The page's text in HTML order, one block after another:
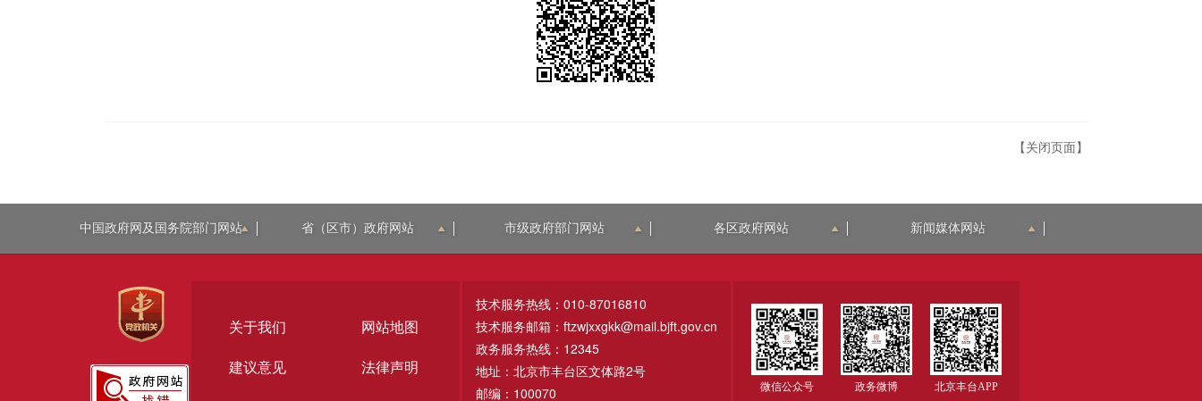
【关闭页面】
中国政府网及国务院部门网站 省（区市）政府网站 市级政府部门网站 各区政府网站 新闻媒体网站
关于我们 网站地图
建议意见 法律声明
技术服务热线：010-87016810
技术服务邮箱：ftzwjxxgkk@mail.bjft.gov.cn
政务服务热线：12345
地址：北京市丰台区文体路2号
邮编：100070
微信公众号 政务微博 北京丰台APP